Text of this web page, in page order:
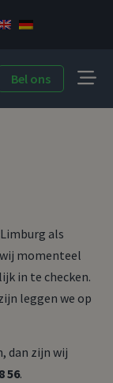
Bel ons
als
momenteel
in te checken.
leggen we op
dan zijn wij
56.